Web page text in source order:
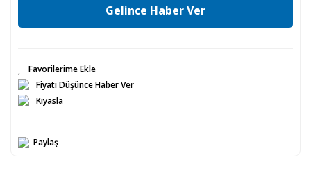
Gelince Haber Ver
Fiyatı Düşünce Haber Ver
Kıyasla
Paylaş